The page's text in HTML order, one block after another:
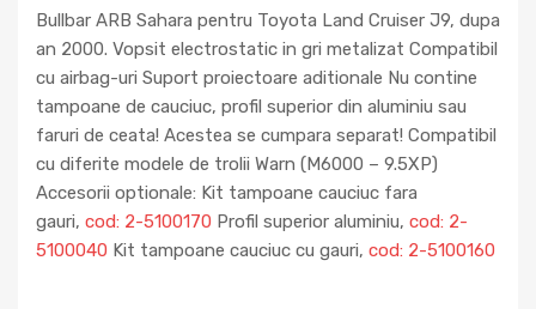
Bullbar ARB Sahara pentru Toyota Land Cruiser J9, dupa
an 2000. Vopsit electrostatic in gri metalizat Compatibil
cu airbag-uri Suport proiectoare aditionale Nu contine
tampoane de cauciuc, profil superior din aluminiu sau
faruri de ceata! Acestea se cumpara separat! Compatibil
cu diferite modele de trolii Warn (M6000 – 9.5XP)
Accesorii optionale: Kit tampoane cauciuc fara
gauri, cod: 2-5100170 Profil superior aluminiu, cod: 2-
5100040 Kit tampoane cauciuc cu gauri, cod: 2-5100160